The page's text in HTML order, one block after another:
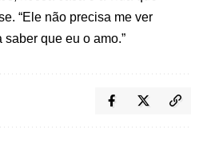
“Ele não precisa me ver
que eu o amo.”